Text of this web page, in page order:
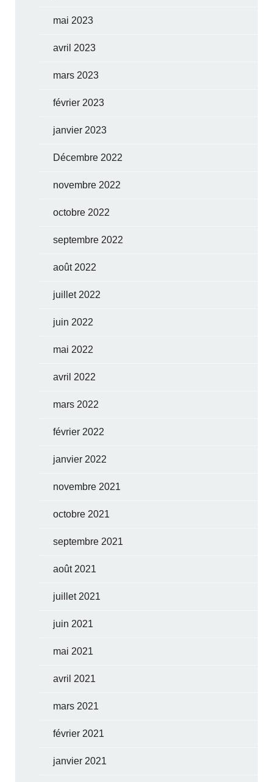
mai 2023
avril 2023
mars 2023
février 2023
janvier 2023
Décembre 2022
novembre 2022
octobre 2022
septembre 2022
août 2022
juillet 2022
juin 2022
mai 2022
avril 2022
mars 2022
février 2022
janvier 2022
novembre 2021
octobre 2021
septembre 2021
août 2021
juillet 2021
juin 2021
mai 2021
avril 2021
mars 2021
février 2021
janvier 2021